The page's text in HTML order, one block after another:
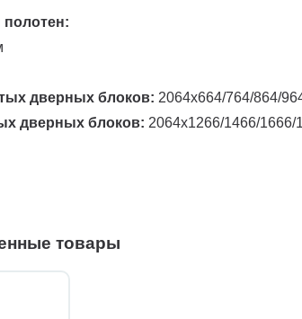
дверных блоков: 2064х664/764/864/
дверных блоков: 2064х1266/1466/1666/
товары